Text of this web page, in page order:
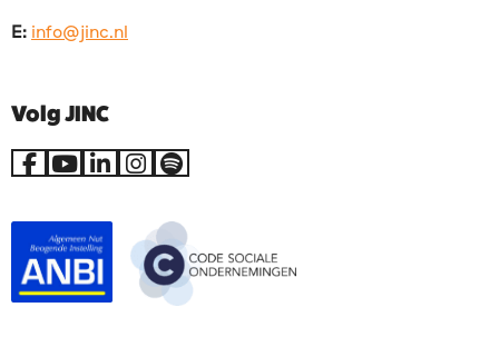
E: info@jinc.nl
Volg JINC
Ga
Facebook
Ga
YouTube
Ga
LinkedIn
Ga
Instagram
Go
Spotify